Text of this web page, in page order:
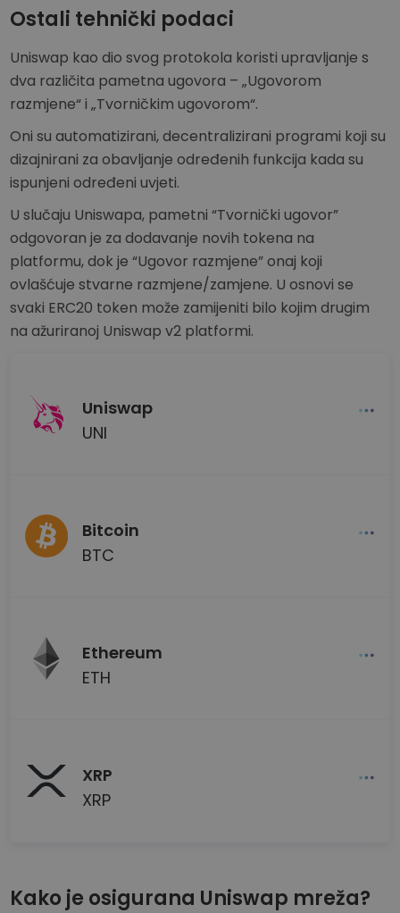
Ostali tehnički podaci
Uniswap kao dio svog protokola koristi upravljanje s
dva različita pametna ugovora – „Ugovorom
razmjene“ i „Tvorničkim ugovorom“.
Oni su automatizirani, decentralizirani programi koji su
dizajnirani za obavljanje određenih funkcija kada su
ispunjeni određeni uvjeti.
U slučaju Uniswapa, pametni “Tvornički ugovor”
odgovoran je za dodavanje novih tokena na
platformu, dok je “Ugovor razmjene” onaj koji
ovlašćuje stvarne razmjene/zamjene. U osnovi se
svaki ERC20 token može zamijeniti bilo kojim drugim
na ažuriranoj Uniswap v2 platformi.
Uniswap
UNI
Bitcoin
BTC
Ethereum
ETH
XRP
XRP
Kako je osigurana Uniswap mreža?